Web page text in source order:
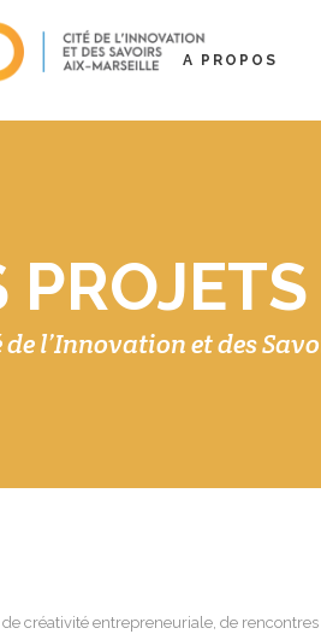
A PROPOS
PROJETS
de l’Innovation et des
créativité entrepreneuriale, de